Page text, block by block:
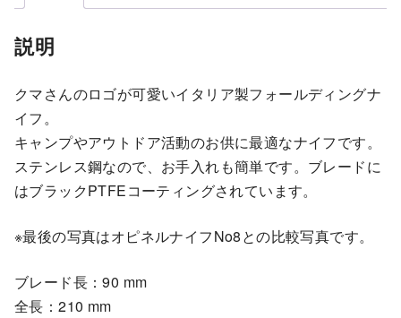
説明
クマさんのロゴが可愛いイタリア製フォールディングナ
イフ。
キャンプやアウトドア活動のお供に最適なナイフです。
ステンレス鋼なので、お手入れも簡単です。ブレードに
はブラックPTFEコーティングされています。
※最後の写真はオピネルナイフNo8との比較写真です。
ブレード長：90 mm
全長：210 mm